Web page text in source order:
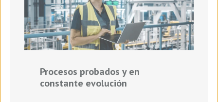
Procesos probados y en
constante evolución